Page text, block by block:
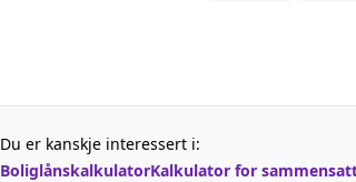
Du er kanskje interessert i:
BoliglånskalkulatorKalkulator for